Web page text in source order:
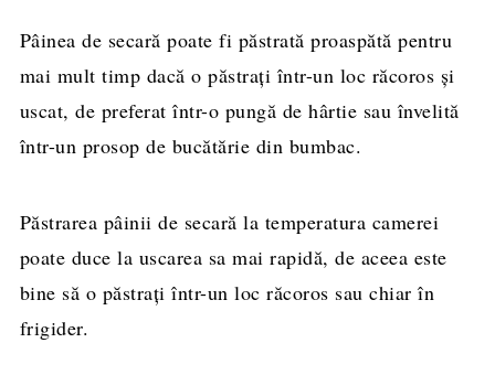
Pâinea de secară poate fi păstrată proaspătă pentru
mai mult timp dacă o păstrați într-un loc răcoros și
uscat, de preferat într-o pungă de hârtie sau învelită
într-un prosop de bucătărie din bumbac.
Păstrarea pâinii de secară la temperatura camerei
poate duce la uscarea sa mai rapidă, de aceea este
bine să o păstrați într-un loc răcoros sau chiar în
frigider.